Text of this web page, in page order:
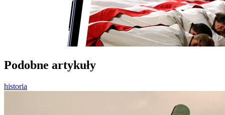
Podobne artykuły
historia